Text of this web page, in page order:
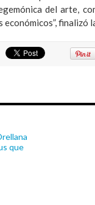
del arte,
finalizó
que